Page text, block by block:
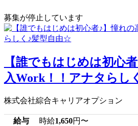
募集が停止しています
【誰でもはじめは初心
入Work！！アナタらし
株式会社綜合キャリアオプション
給与 時給1,650円〜